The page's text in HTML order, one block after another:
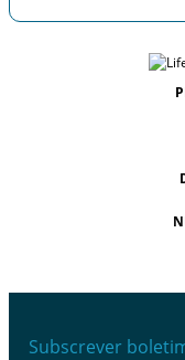
Subscrever